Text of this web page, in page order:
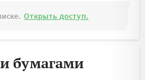
Открыть доступ.
бумагами